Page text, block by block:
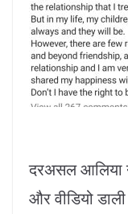
दरअसल आलिया
और वीडियो